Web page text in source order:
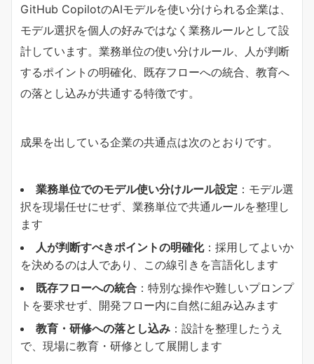
GitHub CopilotのAIモデルを使い分けられる企業は、
モデル選択を個人の好みではなく業務ルールとして設
計しています。業務単位の使い分けルール、人が判断
するポイントの明確化、既存フローへの統合、教育へ
の落とし込みが共通する特徴です。
成果を出している企業の共通点は次のとおりです。
​業務単位でのモデル使い分けルール設定​ ​：モデル選
択を現場任せにせず、業務単位で共通ルールを整理し
ます
​人が判断すべきポイントの明確化​​：採用してよいか
を決めるのは人であり、この線引きを言語化します
​既存フローへの統合​ ​：特別な操作や難しいプロンプ
トを要求せず、開発フロー内に自然に組み込みます
​教育・研修への落とし込み​ ​：設計を整理したうえ
で、現場に教育・研修として展開します